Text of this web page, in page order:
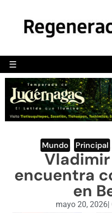
☰
ENGLISH
Mundo Principal
encuentra
en
mayo 20, 2026|